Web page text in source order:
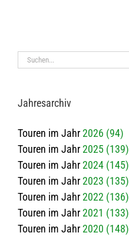
Suche
Jah­res­ar­chiv
Touren im Jahr2026 (94)
Touren im Jahr2025 (139)
Touren im Jahr2024 (145)
Touren im Jahr2023 (135)
Touren im Jahr2022 (136)
Touren im Jahr2021 (133)
Touren im Jahr2020 (148)